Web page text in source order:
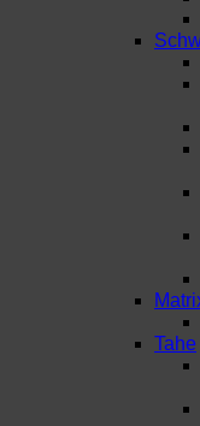
Tahe